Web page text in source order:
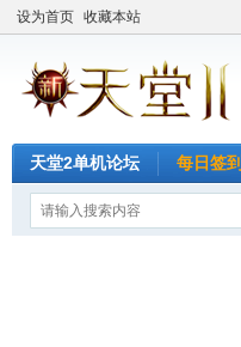
设为首页 收藏本站
天堂2单机论坛 每日签到